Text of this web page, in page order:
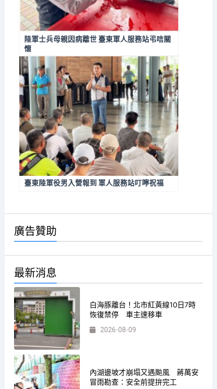
陸軍士兵母親因病離世 臺東軍人服務站弔唁關
懷
臺東陸軍役男入營報到 軍人服務站叮嚀祝福
廣告贊助
最新消息
白海豚離台！北市紅黃線10日7時
恢復禁停 車主速移車
2026-08-09
內湖邊坡才崩塌又遇颱風 蔣萬安
冒雨勘查：安全前提拚完工